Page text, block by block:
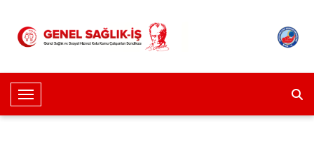
Toggle Navigation